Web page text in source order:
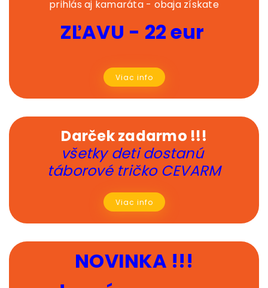
prihlás aj kamaráta - obaja získate
ZĽAVU - 22 eur
Viac info
Darček zadarmo !!!
všetky deti dostanú
táborové tričko CEVARM
Viac info
NOVINKA !!!